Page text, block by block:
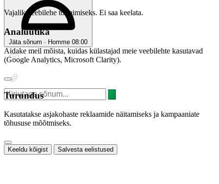
Jäta sõnum · Homme 08:00
Vajalik veebilehe toimimiseks. Ei saa keelata.
Analüütika
Aidake meil mõista, kuidas külastajad meie veebilehte kasutavad
(Google Analytics, Microsoft Clarity).
Turundus
Kasutatakse asjakohaste reklaamide näitamiseks ja kampaaniate
tõhususe mõõtmiseks.
Keeldu kõigist Salvesta eelistused